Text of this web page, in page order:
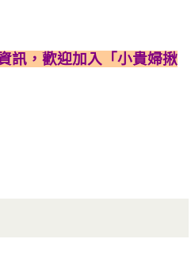
訊，歡迎加入「小貴婦揪